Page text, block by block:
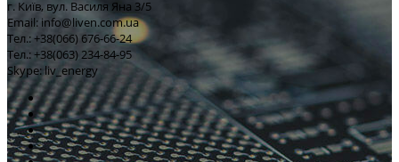
г. Київ, вул. Василя Яна 3/5
Email: info@liven.com.ua
Тел.: +38(066) 676-66-24
Тел.: +38(063) 234-84-95
Skype: liv_energy